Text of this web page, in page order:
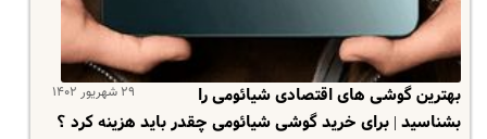
۲۹ شهریور ۱۴۰۲
بهترین گوشی های اقتصادی شیائومی را
بشناسید | برای خرید گوشی شیائومی چقدر باید هزینه کرد ؟